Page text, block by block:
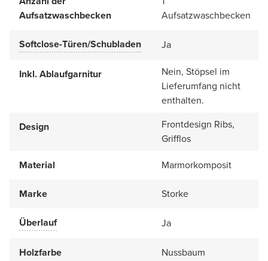
Aufsatzwaschbecken
Aufsatzwaschbecken
Softclose-Türen/Schubladen Ja
Inkl. Ablaufgarnitur
Nein, Stöpsel im
Lieferumfang nicht
enthalten.
Design
Frontdesign Ribs,
Grifflos
Material
Marmorkomposit
Marke Storke
Überlauf Ja
Holzfarbe Nussbaum